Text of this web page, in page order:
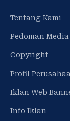
Tentang Kami
Pedoman
Copyright
Profil
Iklan Web
Info Iklan